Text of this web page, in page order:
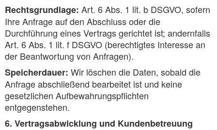
Rechtsgrundlage: Art. 6 Abs. 1 lit. b DSGVO, sofern
Ihre Anfrage auf den Abschluss oder die
Durchführung eines Vertrags gerichtet ist; andernfalls
Art. 6 Abs. 1 lit. f DSGVO (berechtigtes Interesse an
der Beantwortung von Anfragen).
Speicherdauer: Wir löschen die Daten, sobald die
Anfrage abschließend bearbeitet ist und keine
gesetzlichen Aufbewahrungspflichten
entgegenstehen.
6. Vertragsabwicklung und Kundenbetreuung